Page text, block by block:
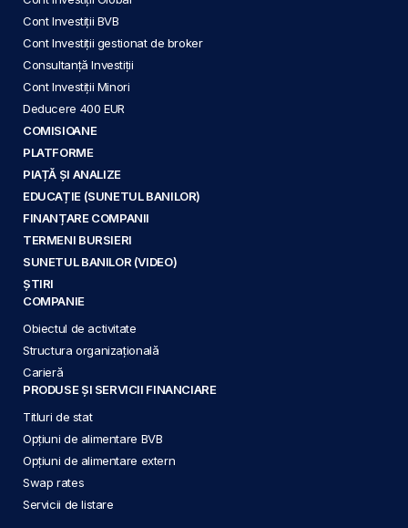
Cont Investiții BVB
Cont Investiții gestionat de broker
Consultanță Investiții
Cont Investiții Minori
Deducere 400 EUR
COMISIOANE
PLATFORME
PIAȚĂ ȘI ANALIZE
EDUCAȚIE (SUNETUL BANILOR)
FINANȚARE COMPANII
TERMENI BURSIERI
SUNETUL BANILOR (VIDEO)
ȘTIRI
COMPANIE
Obiectul de activitate
Structura organizațională
Carieră
PRODUSE ȘI SERVICII FINANCIARE
Titluri de stat
Opțiuni de alimentare BVB
Opțiuni de alimentare extern
Swap rates
Servicii de listare